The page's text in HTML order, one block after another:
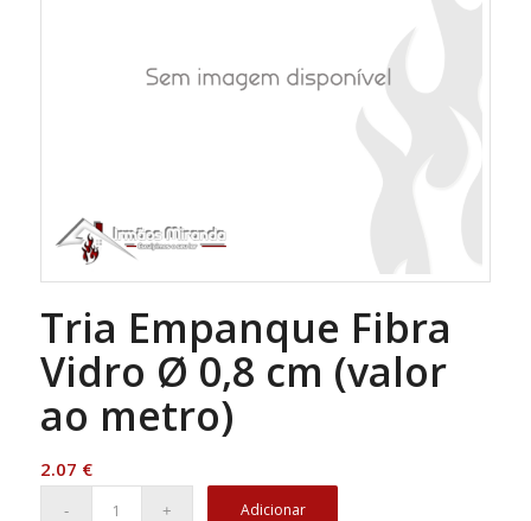
Tria Empanque Fibra
Vidro Ø 0,8 cm (valor
ao metro)
2.07 €
Adicionar